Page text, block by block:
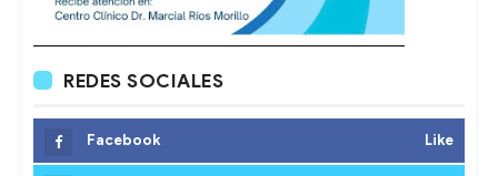
REDES SOCIALES
Facebook Like